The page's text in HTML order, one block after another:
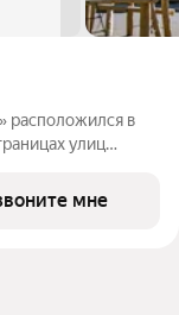
расположился в
улиц
домов.
мне